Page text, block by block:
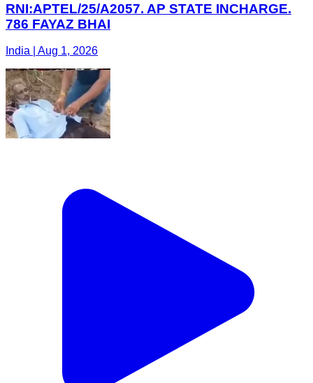
RNI:APTEL/25/A2057. AP STATE INCHARGE.
786 FAYAZ BHAI
India | Aug 1, 2026